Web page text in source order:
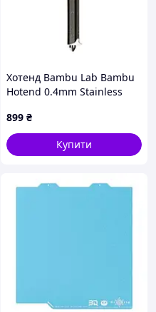
Хотенд Bambu Lab Bambu
Hotend 0.4mm Stainless
(FAH007)
899 ₴
Купити